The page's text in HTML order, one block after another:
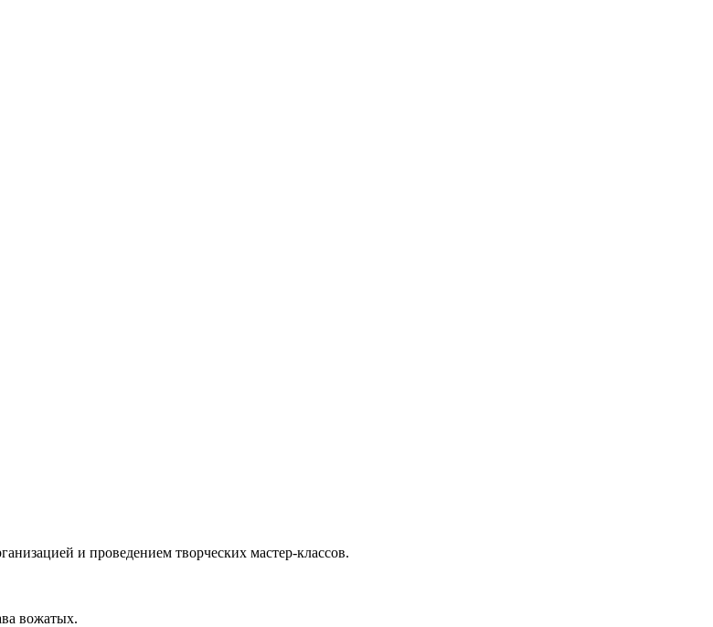
и проведением творческих мастер-классов.
вожатых.